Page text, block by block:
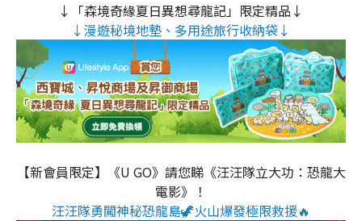
↓「森境奇緣夏日異想尋龍記」限定精品↓
↓漫遊秘境地墊、多用途旅行收納袋↓
【新會員限定】《U GO》請您睇《汪汪隊立大功：恐龍大
電影》！
汪汪隊勇闖神秘恐龍島🦖火山爆發極限救援🔥